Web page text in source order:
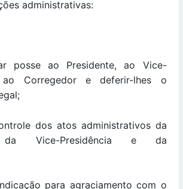
administrativas:
posse ao Presidente, ao Vice-
Corregedor e deferir-lhes o
dos atos administrativos da
da Vice-Presidência e da
para agraciamento com o